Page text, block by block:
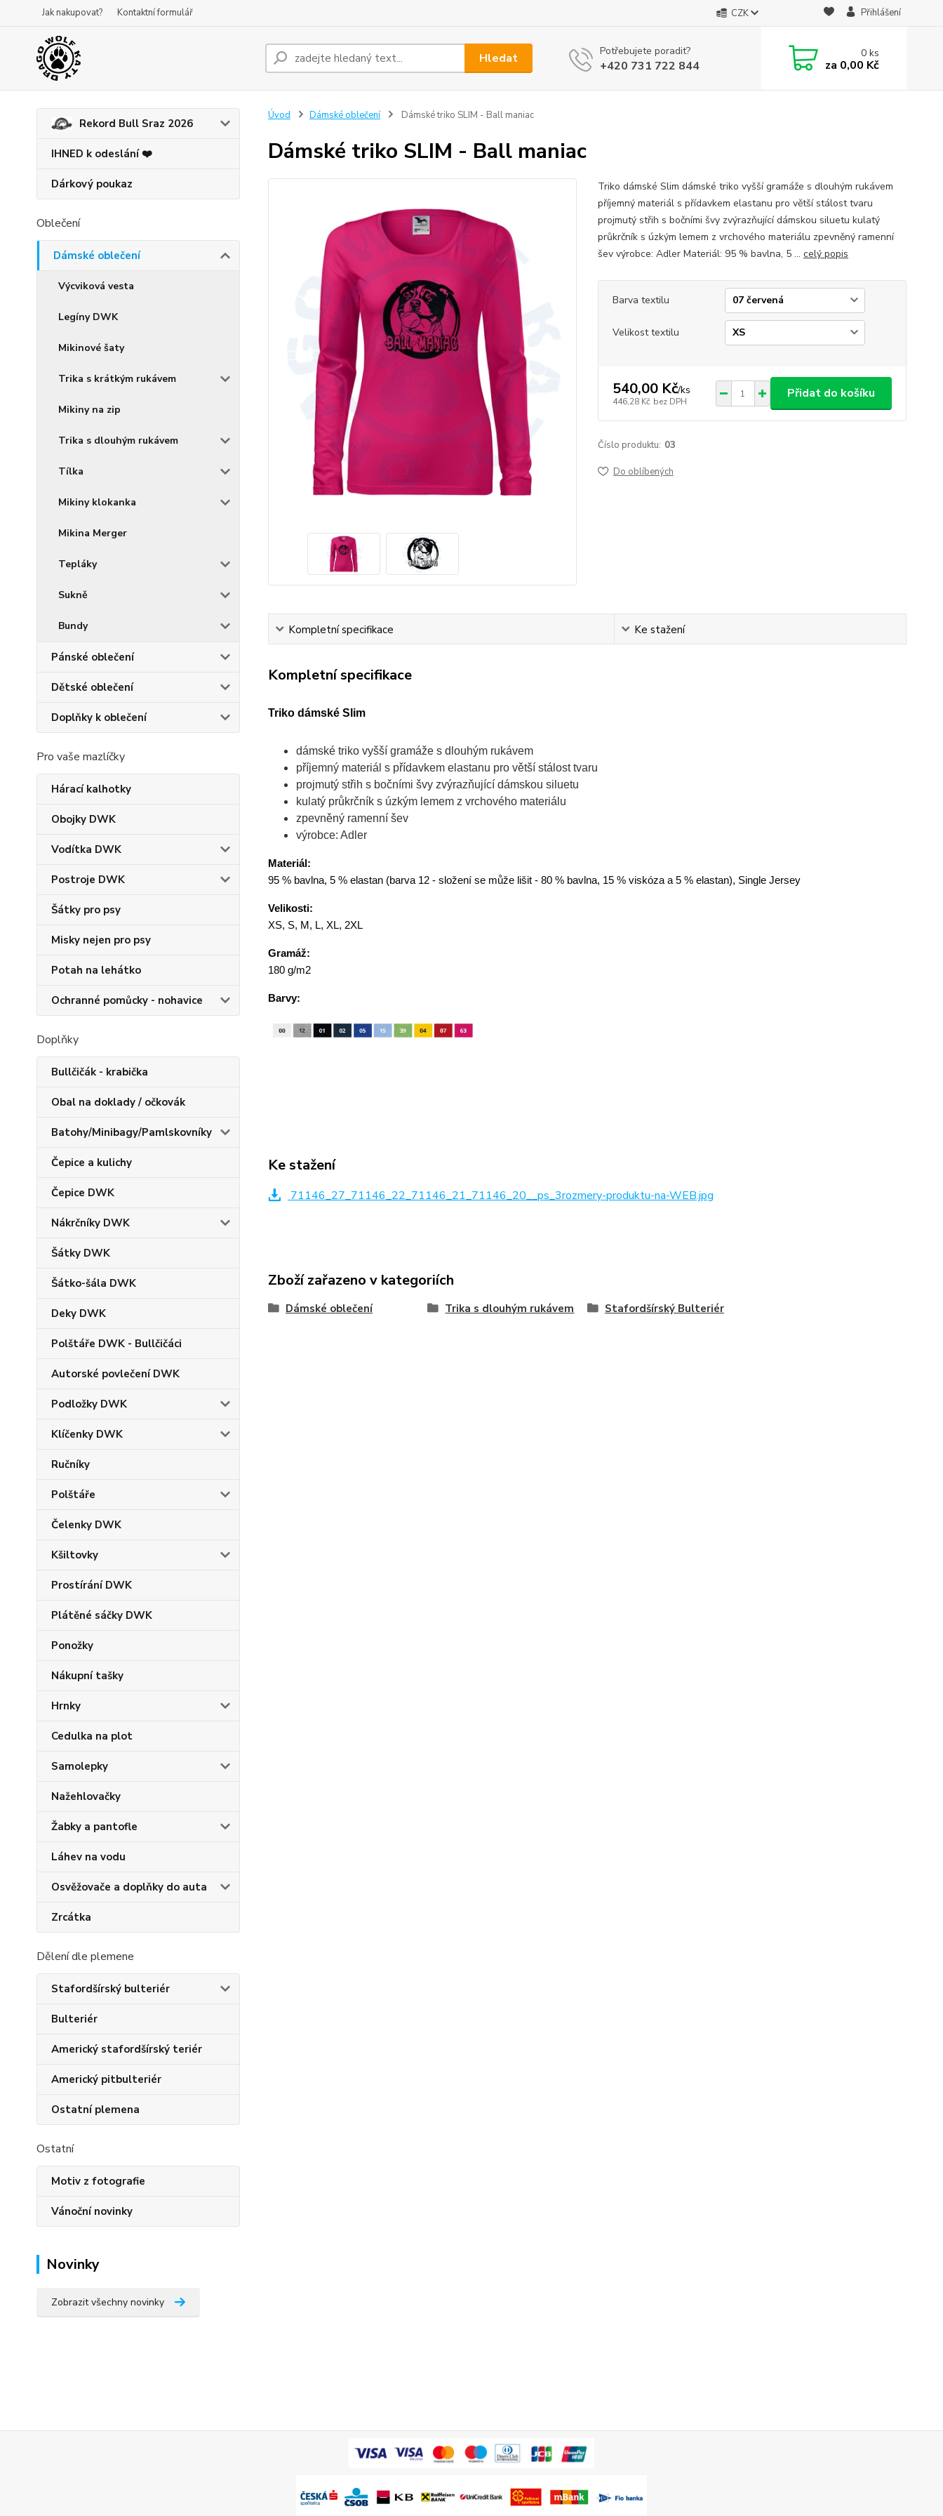
Jak nakupovat? Kontaktní formulář CZK Přihlášení
Hledat Potřebujete poradit?
+420 731 722 844
0ks
za 0,00 Kč
Rekord Bull Sraz 2026
IHNED k odeslání ❤️
Dárkový poukaz
Oblečení
Dámské oblečení
Výcviková vesta
Legíny DWK
Mikinové šaty
Trika s krátkým rukávem
Mikiny na zip
Trika s dlouhým rukávem
Tílka
Mikiny klokanka
Mikina Merger
Tepláky
Sukně
Bundy
Pánské oblečení
Dětské oblečení
Doplňky k oblečení
Pro vaše mazlíčky
Hárací kalhotky
Obojky DWK
Vodítka DWK
Postroje DWK
Šátky pro psy
Misky nejen pro psy
Potah na lehátko
Ochranné pomůcky - nohavice
Doplňky
Bullčičák - krabička
Obal na doklady / očkovák
Batohy/Minibagy/Pamlskovníky
Čepice a kulichy
Čepice DWK
Nákrčníky DWK
Šátky DWK
Šátko-šála DWK
Deky DWK
Polštáře DWK - Bullčičáci
Autorské povlečení DWK
Podložky DWK
Klíčenky DWK
Ručníky
Polštáře
Čelenky DWK
Kšiltovky
Prostírání DWK
Plátěné sáčky DWK
Ponožky
Nákupní tašky
Hrnky
Cedulka na plot
Samolepky
Nažehlovačky
Žabky a pantofle
Láhev na vodu
Osvěžovače a doplňky do auta
Zrcátka
Dělení dle plemene
Stafordšírský bulteriér
Bulteriér
Americký stafordšírský teriér
Americký pitbulteriér
Ostatní plemena
Ostatní
Motiv z fotografie
Vánoční novinky
Novinky
Zobrazit všechny novinky
Úvod Dámské oblečení Dámské triko SLIM - Ball maniac
Dámské triko SLIM - Ball maniac
Triko dámské Slim dámské triko vyšší gramáže s dlouhým rukávem
příjemný materiál s přídavkem elastanu pro větší stálost tvaru
projmutý střih s bočními švy zvýrazňující dámskou siluetu kulatý
průkrčník s úzkým lemem z vrchového materiálu zpevněný ramenní
šev výrobce: Adler Materiál: 95 % bavlna, 5 ... celý popis
Barva textilu
Velikost textilu
540,00 Kč/ks
446,28 Kč bez DPH
Přidat do košíku
Číslo produktu: 03
Do oblíbených
Kompletní specifikace Ke stažení
Kompletní specifikace
Triko dámské Slim
dámské triko vyšší gramáže s dlouhým rukávem
příjemný materiál s přídavkem elastanu pro větší stálost tvaru
projmutý střih s bočními švy zvýrazňující dámskou siluetu
kulatý průkrčník s úzkým lemem z vrchového materiálu
zpevněný ramenní šev
výrobce: Adler
Materiál:
95 % bavlna, 5 % elastan (barva 12 - složení se může lišit - 80 % bavlna, 15 % viskóza a 5 % elastan), Single Jersey
Velikosti:
XS, S, M, L, XL, 2XL
Gramáž:
180 g/m2
Barvy:
Ke stažení
71146_27_71146_22_71146_21_71146_20__ps_3rozmery-produktu-na-WEB.jpg
Zboží zařazeno v kategoriích
Dámské oblečení Trika s dlouhým rukávem Stafordšírský Bulteriér